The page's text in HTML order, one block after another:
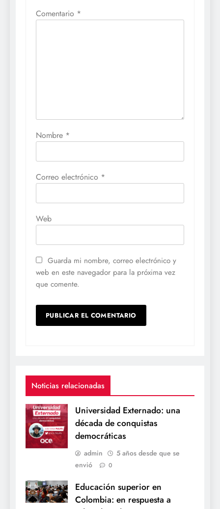
Comentario *
Nombre *
Correo electrónico *
Web
Guarda mi nombre, correo electrónico y
web en este navegador para la próxima vez
que comente.
Noticias relacionadas
Universidad Externado: una
década de conquistas
democráticas
admin
5 años desde que se
envió
0
Educación superior en
Colombia: en respuesta a